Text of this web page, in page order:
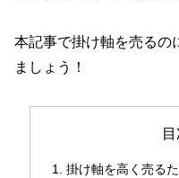
本記事で掛け軸を売るの
ましょう！
掛け軸を高く売る